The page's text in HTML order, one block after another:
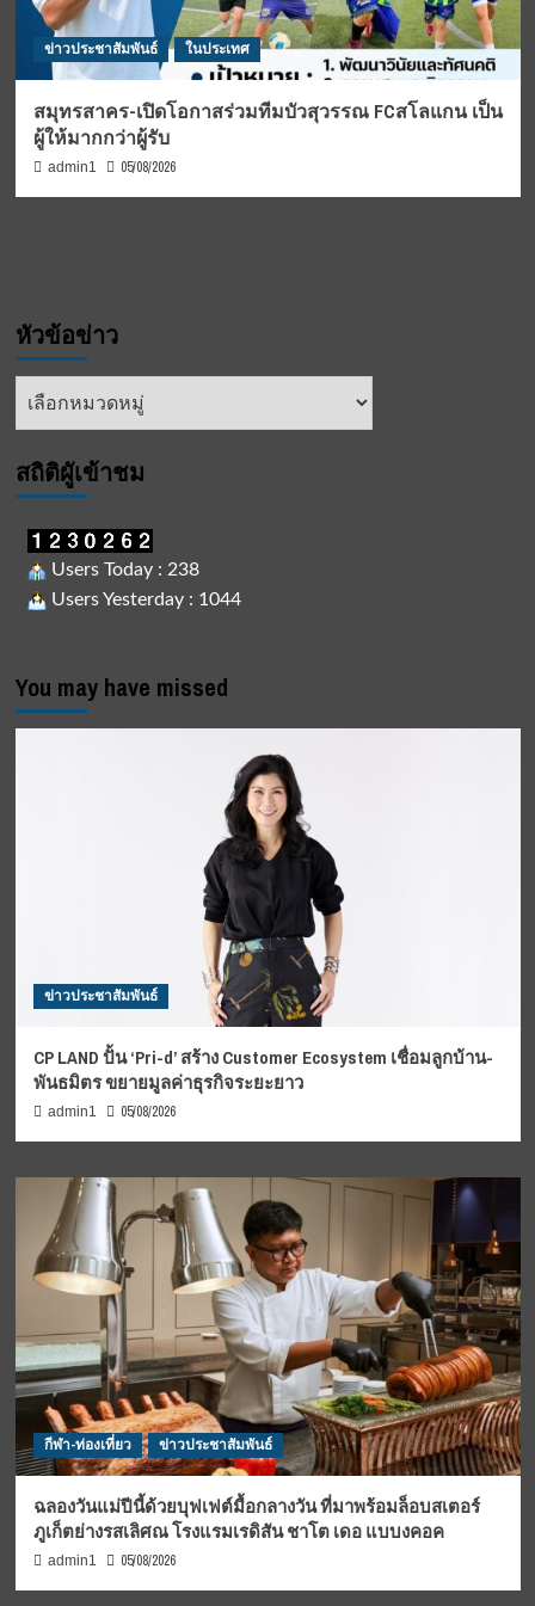
ข่าวประชาสัมพันธ์ ในประเทศ
สมุทรสาคร-เปิดโอกาสร่วมทีมบัวสุวรรณ FCสโลแกน เป็น
ผู้ให้มากกว่าผู้รับ
admin1 05/08/2026
หัวข้อข่าว
หัวข้อ
สถิติผูัเข้าชม
Users Today : 238
Users Yesterday : 1044
You may have missed
ข่าวประชาสัมพันธ์
CP LAND ปั้น ‘Pri-d’ สร้าง Customer Ecosystem เชื่อมลูกบ้าน-
พันธมิตร ขยายมูลค่าธุรกิจระยะยาว
admin1 05/08/2026
กีฬา-ท่องเที่ยว ข่าวประชาสัมพันธ์
ฉลองวันแม่ปีนี้ด้วยบุฟเฟต์มื้อกลางวัน ที่มาพร้อมล็อบสเตอร์
ภูเก็ตย่างรสเลิศณ โรงแรมเรดิสัน ชาโต เดอ แบบงคอค
admin1 05/08/2026